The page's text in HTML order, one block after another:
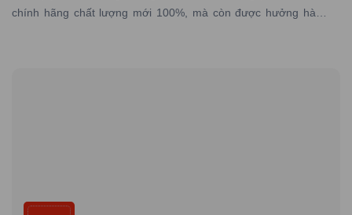
chính hãng chất lượng mới 100%, mà còn được hưởng hàng